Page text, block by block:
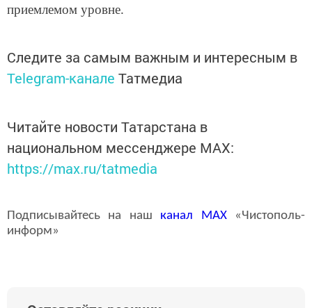
приемлемом уровне.
Следите за самым важным и интересным в
Telegram-канале Татмедиа
Читайте новости Татарстана в
национальном мессенджере MАХ:
https://max.ru/tatmedia
Подписывайтесь на наш канал MAX«Чистополь-
информ»